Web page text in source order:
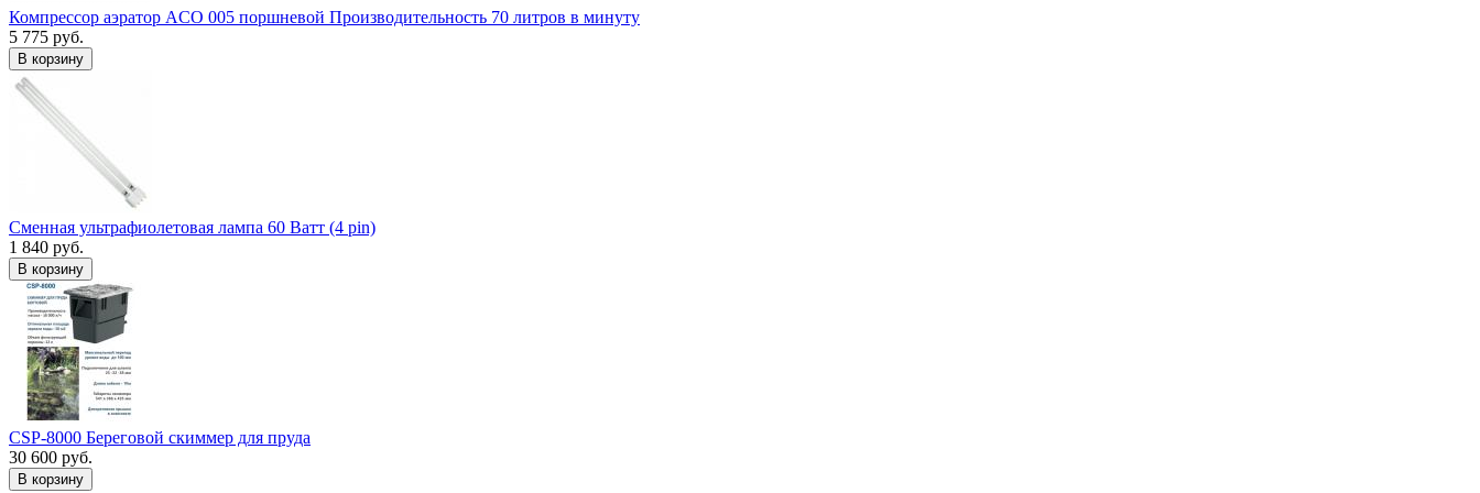
Компрессор аэратор ACO 005 поршневой Производительность 70 литров в минуту
5 775 руб.
В корзину
Сменная ультрафиолетовая лампа 60 Ватт (4 pin)
1 840 руб.
В корзину
CSP-8000 Береговой скиммер для пруда
30 600 руб.
В корзину